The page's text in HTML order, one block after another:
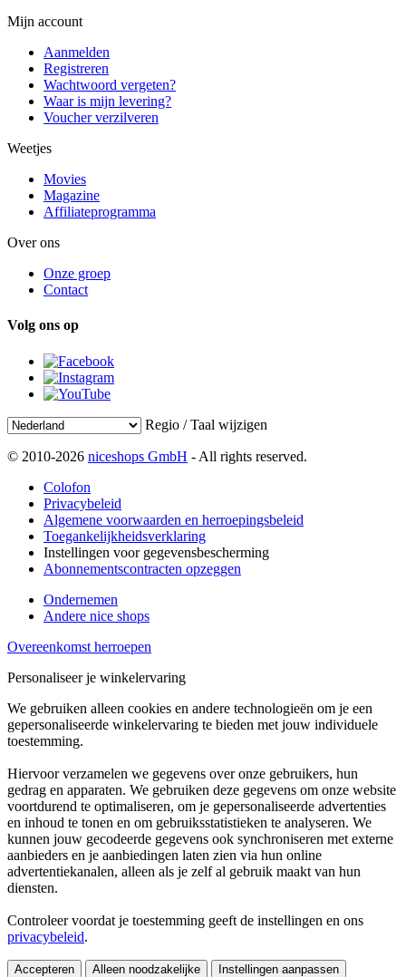
Mijn account
Aanmelden
Registreren
Wachtwoord vergeten?
Waar is mijn levering?
Voucher verzilveren
Weetjes
Movies
Magazine
Affiliateprogramma
Over ons
Onze groep
Contact
Volg ons op
Regio / Taal wijzigen
© 2010-2026 niceshops GmbH - All rights reserved.
Colofon
Privacybeleid
Algemene voorwaarden en herroepingsbeleid
Toegankelijkheidsverklaring
Instellingen voor gegevensbescherming
Abonnementscontracten opzeggen
Ondernemen
Andere nice shops
Overeenkomst herroepen
Personaliseer je winkelervaring
We gebruiken alleen cookies en andere technologieën om je een
gepersonaliseerde winkelervaring te bieden met jouw individuele
toestemming.
Hiervoor verzamelen we gegevens over onze gebruikers, hun
gedrag en apparaten. We gebruiken deze gegevens om onze website
voortdurend te optimaliseren, om je gepersonaliseerde advertenties
en inhoud te tonen en om gebruiksstatistieken te analyseren. We
kunnen jouw gecodeerde gegevens ook synchroniseren met externe
aanbieders en je aanbiedingen laten zien via hun online
advertentiekanalen, alleen als je zelf al gebruik maakt van hun
diensten.
Controleer voordat je toestemming geeft de instellingen en ons
privacybeleid.
Accepteren Alleen noodzakelijke Instellingen aanpassen